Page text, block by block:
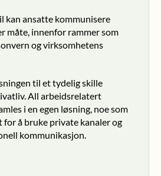
kan ansatte kommunisere
måte, innenfor rammer som
og virksomhetens
til et tydelig skille
All arbeidsrelatert
i en egen løsning, noe som
for å bruke private kanaler og
kommunikasjon.